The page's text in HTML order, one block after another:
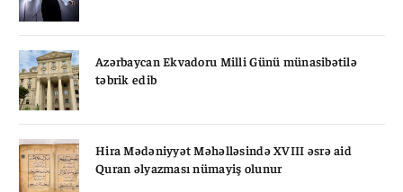
Azərbaycan Ekvadoru Milli Günü münasibətilə
təbrik edib
Hira Mədəniyyət Məhəlləsində XVIII əsrə aid
Quran əlyazması nümayiş olunur